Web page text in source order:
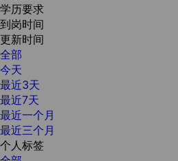
学历要求
到岗时间
更新时间
全部
今天
最近3天
最近7天
最近一个月
最近三个月
个人标签